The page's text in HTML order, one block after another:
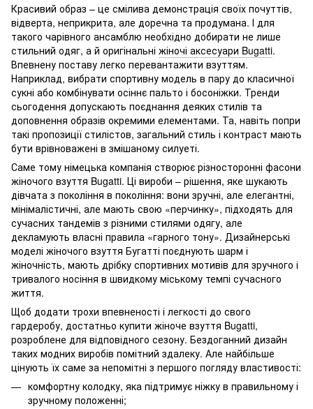
Красивий образ – це смілива демонстрація своїх почуттів,
відверта, неприкрита, але доречна та продумана. І для
такого чарівного ансамблю необхідно добирати не лише
стильний одяг, а й оригінальні жіночі аксесуари Bugatti.
Впевнену поставу легко перевантажити взуттям.
Наприклад, вибрати спортивну модель в пару до класичної
сукні або комбінувати осіннє пальто і босоніжки. Тренди
сьогодення допускають поєднання деяких стилів та
доповнення образів окремими елементами. Та, навіть попри
такі пропозиції стилістов, загальний стиль і контраст мають
бути врівноважені в змішаному силуеті.
Саме тому німецька компанія створює різносторонні фасони
жіночого взуття Bugatti. Ці вироби – рішення, яке шукають
дівчата з покоління в покоління: вони зручні, але елегантні,
мінімалістичні, але мають свою «перчинку», підходять для
сучасних тандемів з різними стилями одягу, але
декламують власні правила «гарного тону». Дизайнерські
моделі жіночого взуття Бугатті поєднують шарм і
жіночність, мають дрібку спортивних мотивів для зручного і
тривалого носіння в швидкому міському темпі сучасного
життя.
Щоб додати трохи впевненості і легкості до свого
гардеробу, достатньо купити жіноче взуття Bugatti,
розроблене для відповідного сезону. Бездоганний дизайн
таких модних виробів помітний здалеку. Але найбільше
цінують їх саме за непомітні з першого погляду властивості:
комфортну колодку, яка підтримує ніжку в правильному і
зручному положенні;